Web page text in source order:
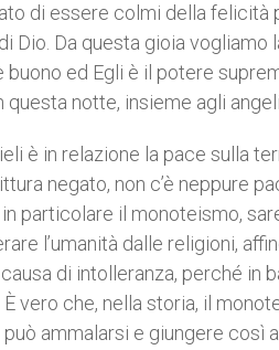
di essere colmi della
Dio. Da questa gioia
buono ed Egli è il potere
notte, insieme agli
è in relazione la pace sulla
negato, non c’è neppure
particolare il monoteismo,
l’umanità dalle religioni,
di intolleranza, perché in
vero che, nella storia, il
ammalarsi e giungere così